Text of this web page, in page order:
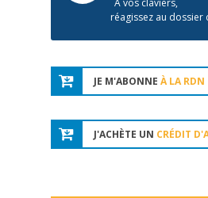
À vos claviers,
réagissez au dossier
JE M'ABONNE À LA RDN
J'ACHÈTE UN CRÉDIT